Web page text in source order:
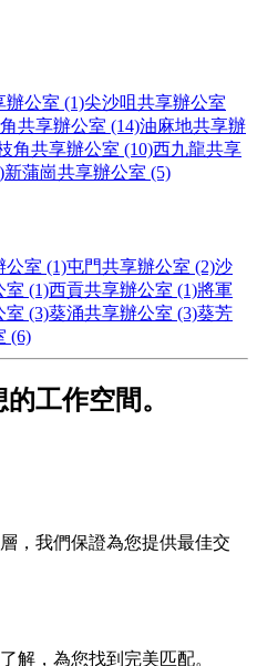
辦公室 (1)尖沙咀共享辦公室
共享辦公室 (14)油麻地共享辦
角共享辦公室 (10)西九龍共享
新蒲崗共享辦公室 (5)
公室 (1)屯門共享辦公室 (2)沙
室 (1)西貢共享辦公室 (1)將軍
室 (3)葵涌共享辦公室 (3)葵芳
(6)
工作空間。
，我們保證為您提供最佳交
解，為您找到完美匹配。